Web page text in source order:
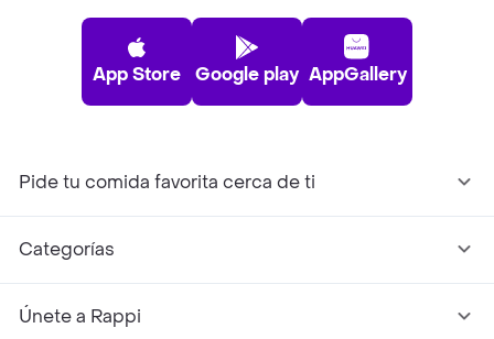
App Store Google play AppGallery
Pide tu comida favorita cerca de ti
Categorías
Únete a Rappi